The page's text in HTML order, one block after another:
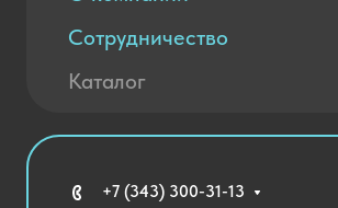
Вакансии
Контакты
Благодарственные письма
Сотрудничество
Оплата и доставка
Каталог
Технические средства обучения
+7 (343) 300-31-13